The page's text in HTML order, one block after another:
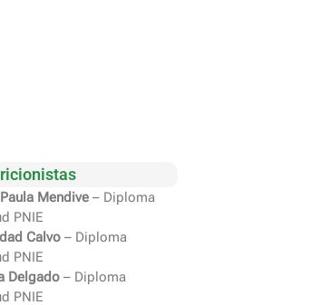
Mendive – Diploma
PNIE
Calvo – Diploma
PNIE
Delgado – Diploma
PNIE